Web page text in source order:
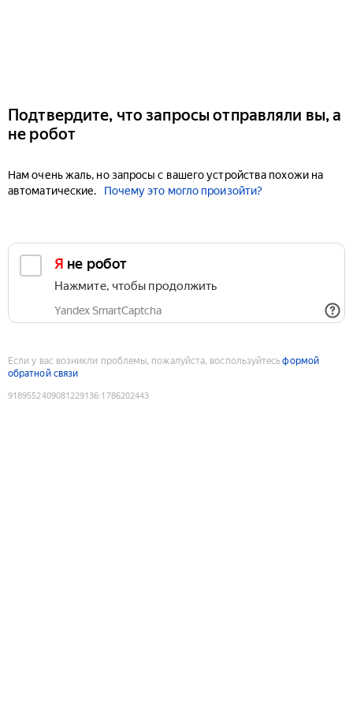
Подтвердите, что запросы отправляли вы, а
не робот
Нам очень жаль, но запросы с вашего устройства похожи на
автоматические.
Почему это могло произойти?
Я не робот
Нажмите, чтобы продолжить
Yandex SmartCaptcha
Если у вас возникли проблемы, пожалуйста, воспользуйтесьформой
обратной связи
9189552409081229136:1786202443